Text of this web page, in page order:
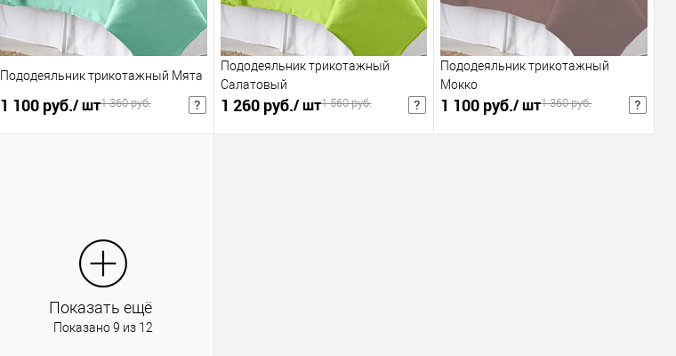
:
400х300х50мм
:
470х270х60/80мм
:
200х215см
Пододеяльник трикотажный Мята
1 100 руб./ шт1 360 руб.
К сравнению
175х215см
Пододеяльник трикотажный
Салатовый
1 260 руб./ шт1 560 руб.
Пододеяльник трикотажный
Мокко
1 100 руб./ шт1 360 руб.
Показать ещё
Показано 9 из 12